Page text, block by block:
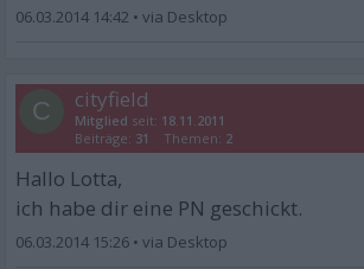
06.03.2014 14:42 •
C cityfield
Mitglied seit: 18.11.2011
Beiträge: 31 Themen: 2
Hallo Lotta,
ich habe dir eine PN geschickt.
06.03.2014 15:26 •